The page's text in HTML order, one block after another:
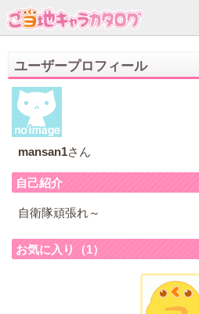
ユーザープロフィール
mansan1さん
自己紹介
自衛隊頑張れ～
お気に入り（1）